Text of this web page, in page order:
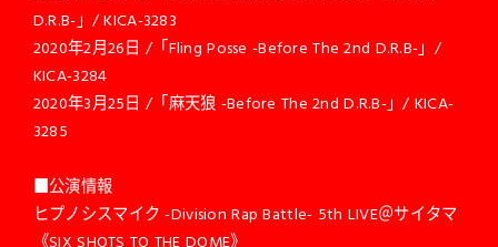
D.R.B-」/ KICA-3283
2020年2月26日 /「Fling Posse -Before The 2nd D.R.B-」/
KICA-3284
2020年3月25日 /「麻天狼 -Before The 2nd D.R.B-」/ KICA-
3285
■公演情報
ヒプノシスマイク -Division Rap Battle- 5th LIVE＠サイタマ
《SIX SHOTS TO THE DOME》